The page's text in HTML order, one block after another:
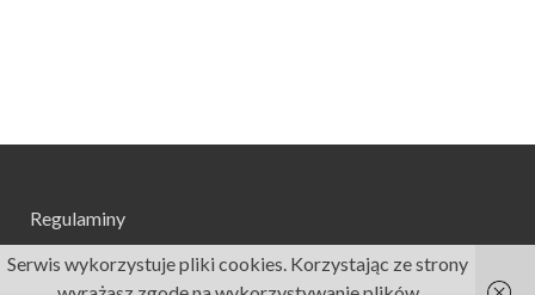
Regulaminy
Serwis wykorzystuje pliki cookies. Korzystając ze strony